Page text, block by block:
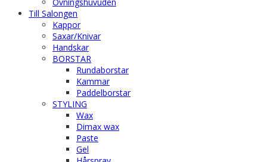
Till Salongen
Kappor
Saxar/Knivar
Handskar
BORSTAR
Rundaborstar
Kammar
Paddelborstar
STYLING
Wax
Dimax wax
Paste
Gel